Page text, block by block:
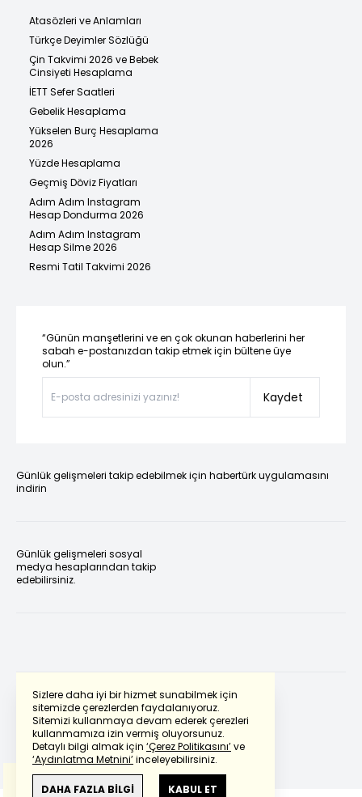
Sizlere daha iyi bir hizmet sunabilmek için
sitemizde çerezlerden faydalanıyoruz.
Sitemizi kullanmaya devam ederek çerezleri
kullanmamıza izin vermiş oluyorsunuz.
Detaylı bilgi almak için ‘Çerez Politikasını’ve
‘Aydınlatma Metnini’inceleyebilirsiniz.
DAHA FAZLA BİLGİ KABUL ET
Atasözleri ve Anlamları
Türkçe Deyimler Sözlüğü
Çin Takvimi 2026 ve Bebek
Cinsiyeti Hesaplama
İETT Sefer Saatleri
Gebelik Hesaplama
Yükselen Burç Hesaplama
2026
Yüzde Hesaplama
Geçmiş Döviz Fiyatları
Adım Adım Instagram
Hesap Dondurma 2026
Adım Adım Instagram
Hesap Silme 2026
Resmi Tatil Takvimi 2026
“Günün manşetlerini ve en çok okunan haberlerini her
sabah e-postanızdan takip etmek için bültene üye
olun.”
Kaydet
Günlük gelişmeleri takip edebilmek için habertürk uygulamasını
indirin
Günlük gelişmeleri sosyal
medya hesaplarından takip
edebilirsiniz.
Powered by Translate
Bu çevirideGoogle Transletekullanılmıştır.
Anlam ve çeviri hatalarından
haberturk.com